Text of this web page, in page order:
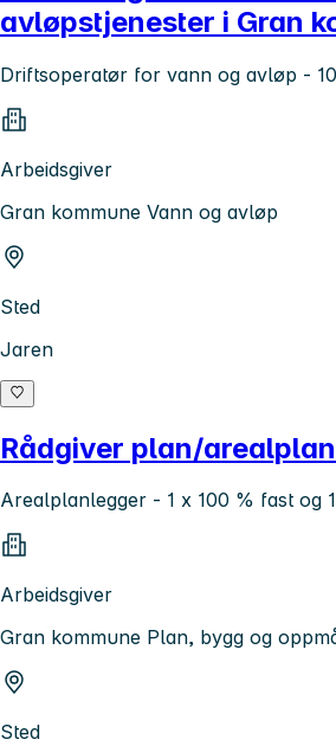
avløpstjenester i Gran
Driftsoperatør for vann og avløp -
Arbeidsgiver
Gran kommune Vann og avløp
Sted
Jaren
Rådgiver plan/
Arealplanlegger - 1 x 100 % fast og
Arbeidsgiver
Gran kommune Plan, bygg og
Sted